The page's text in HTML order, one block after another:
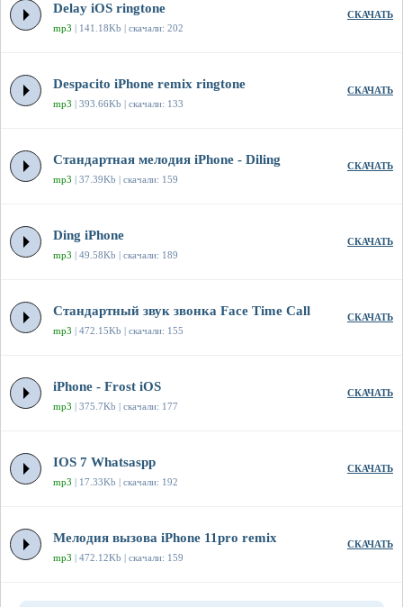
Delay iOS ringtone
mp3 | 141.18Kb | скачали: 202
СКАЧАТЬ
Despacito iPhone remix ringtone
mp3 | 393.66Kb | скачали: 133
СКАЧАТЬ
Стандартная мелодия iPhone - Diling
mp3 | 37.39Kb | скачали: 159
СКАЧАТЬ
Ding iPhone
mp3 | 49.58Kb | скачали: 189
СКАЧАТЬ
Стандартный звук звонка Face Time Call
mp3 | 472.15Kb | скачали: 155
СКАЧАТЬ
iPhone - Frost iOS
mp3 | 375.7Kb | скачали: 177
СКАЧАТЬ
IOS 7 Whatsaspp
mp3 | 17.33Kb | скачали: 192
СКАЧАТЬ
Мелодия вызова iPhone 11pro remix
mp3 | 472.12Kb | скачали: 159
СКАЧАТЬ